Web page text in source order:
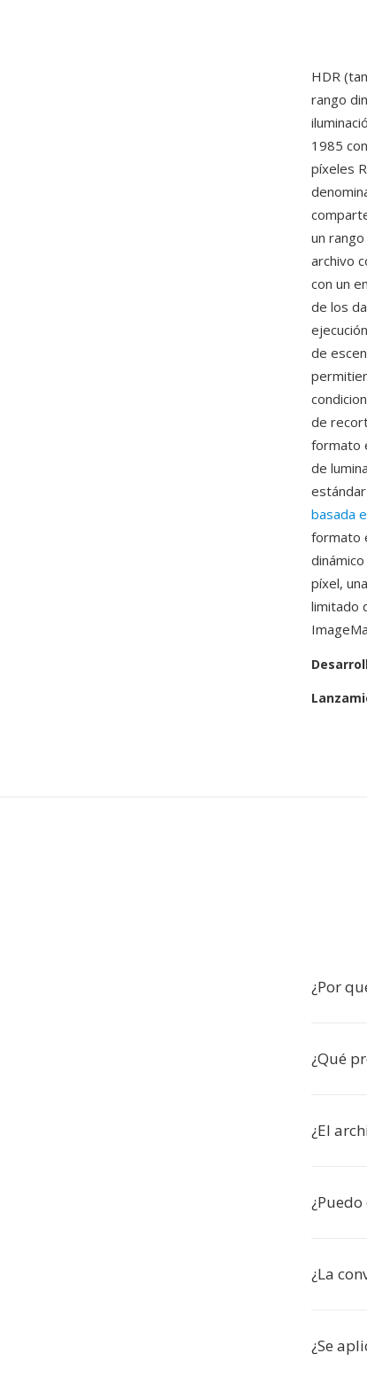
HDR
rango
1985
píxeles
un
archivo
con un
de los
de
de
formato
de
basada
formato
píxel,
limitado
¿Por
¿Qué
¿El
¿Puedo
¿La
¿Se